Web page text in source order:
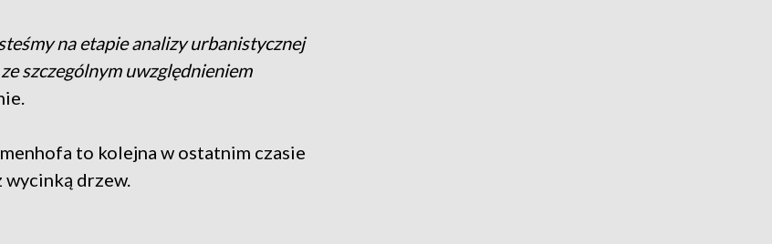
na etapie analizy urbanistycznej
szczególnym uwzględnieniem
to kolejna w ostatnim czasie
wycinką drzew.